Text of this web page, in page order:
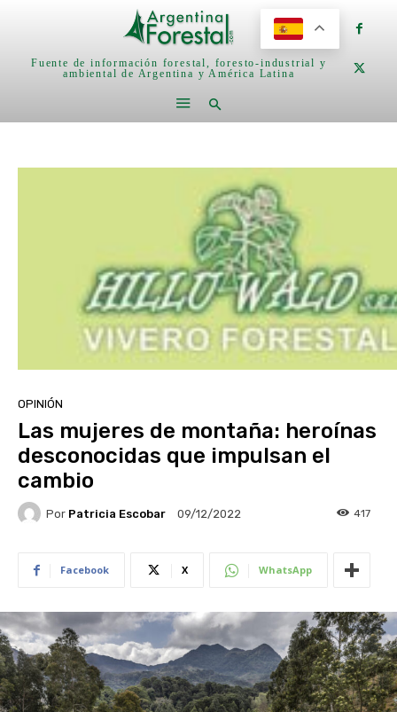
Fuente de información forestal, foresto-industrial y
ambiental de Argentina y América Latina
OPINIÓN
Las mujeres de montaña: heroínas
desconocidas que impulsan el
cambio
Por Patricia Escobar 09/12/2022 417
Facebook X WhatsApp